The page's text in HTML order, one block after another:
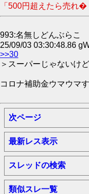
「500円超えたら売れ�
993:名無しどんぶらこ
25/09/03 03:30:48.86
>>30
＞スーパーじゃないけ
コロナ補助金ウマウマ
次ページ
最新レス表示
スレッドの検索
類似スレ一覧